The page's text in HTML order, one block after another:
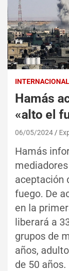
Hamás
«alto el
06/05/2024
Hamás
aceptación
fuego. De
en la
liberará a
grupos de
años,
de 50 años.